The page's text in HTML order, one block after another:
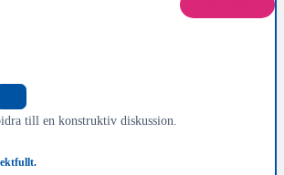
till en konstruktiv diskussion.